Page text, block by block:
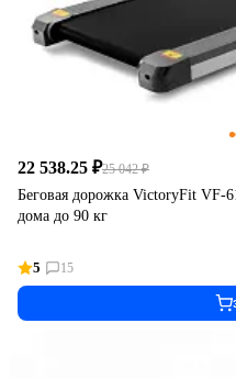
22 538.25 ₽25 042 ₽
Беговая дорожка VictoryFit VF-
дома до 90 кг
5 15